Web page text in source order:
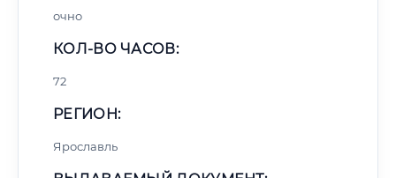
очно
КОЛ-ВО ЧАСОВ:
72
РЕГИОН:
Ярославль